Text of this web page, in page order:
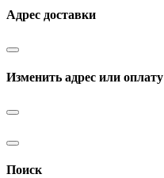
Адрес доставки
Изменить адрес или оплату
Поиск